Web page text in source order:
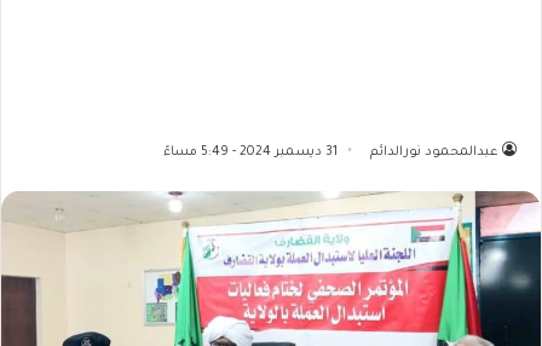
عبدالمحمود نورالدائم 31 ديسمبر 2024 - 5:49 مساءً